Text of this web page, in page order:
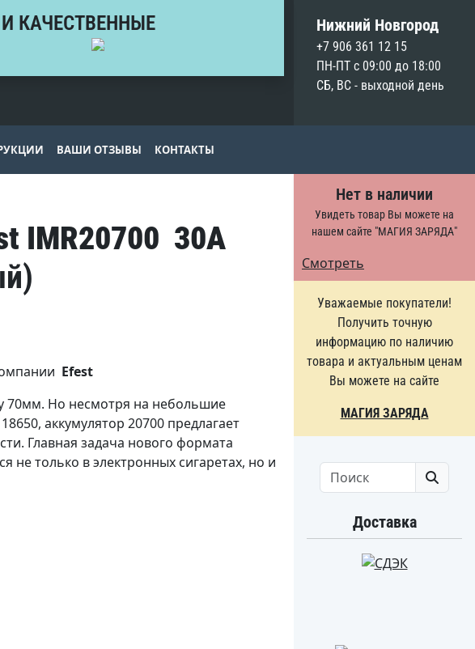
КАЧЕСТВЕННЫЕ
Нижний Новгород
+7 906 361 12 15
ПН-ПТ с 09:00 до 18:00
СБ, ВС - выходной день
ВАШИ ОТЗЫВЫ КОНТАКТЫ
IMR20700 30A
Efest
70мм. Но несмотря на небольшие
аккумулятор 20700 предлагает
Главная задача нового формата
только в электронных сигаретах, но и
Нет в наличии
Увидеть товар Вы можете на
нашем сайте "МАГИЯ ЗАРЯДА"
Смотреть
Уважаемые покупатели!
Получить точную
информацию по наличию
товара и актуальным ценам
Вы можете на сайте
МАГИЯ ЗАРЯДА
Search
Доставка